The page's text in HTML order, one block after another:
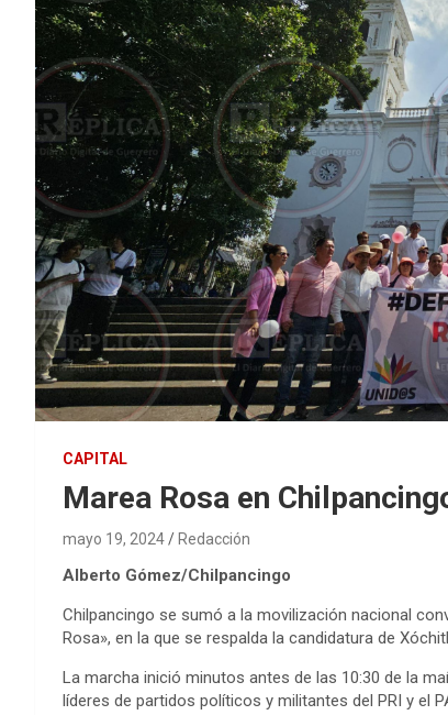
CAPITAL
Marea Rosa en
mayo 19, 2024 Redacción
Alberto Gómez/Chilpancingo
Chilpancingo se sumó a la movilización nacional
Rosa», en la que se respalda la candidatura de
La marcha inició minutos antes de las 10:30 de la
líderes de partidos políticos y militantes del PRI y el